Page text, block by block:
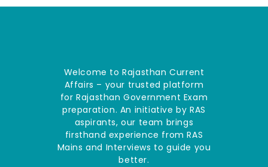
Welcome to Rajasthan Current
Affairs – your trusted platform
for Rajasthan Government Exam
preparation. An initiative by RAS
aspirants, our team brings
firsthand experience from RAS
Mains and Interviews to guide you
better.